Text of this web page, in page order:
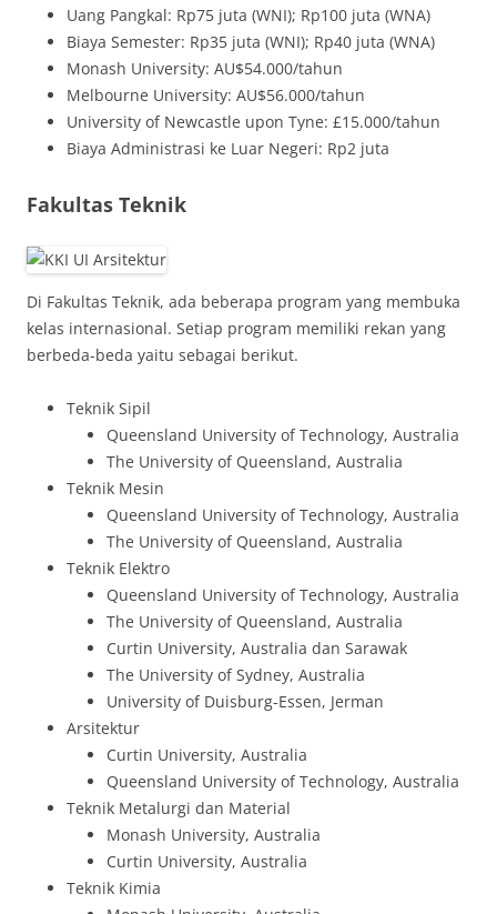
Uang Pangkal: Rp75 juta (WNI); Rp100 juta (WNA)
Biaya Semester: Rp35 juta (WNI); Rp40 juta (WNA)
Monash University: AU$54.000/tahun
Melbourne University: AU$56.000/tahun
University of Newcastle upon Tyne: £15.000/tahun
Biaya Administrasi ke Luar Negeri: Rp2 juta
Fakultas Teknik
Di Fakultas Teknik, ada beberapa program yang membuka
kelas internasional. Setiap program memiliki rekan yang
berbeda-beda yaitu sebagai berikut.
Teknik Sipil
Queensland University of Technology, Australia
The University of Queensland, Australia
Teknik Mesin
Queensland University of Technology, Australia
The University of Queensland, Australia
Teknik Elektro
Queensland University of Technology, Australia
The University of Queensland, Australia
Curtin University, Australia dan Sarawak
The University of Sydney, Australia
University of Duisburg-Essen, Jerman
Arsitektur
Curtin University, Australia
Queensland University of Technology, Australia
Teknik Metalurgi dan Material
Monash University, Australia
Curtin University, Australia
Teknik Kimia